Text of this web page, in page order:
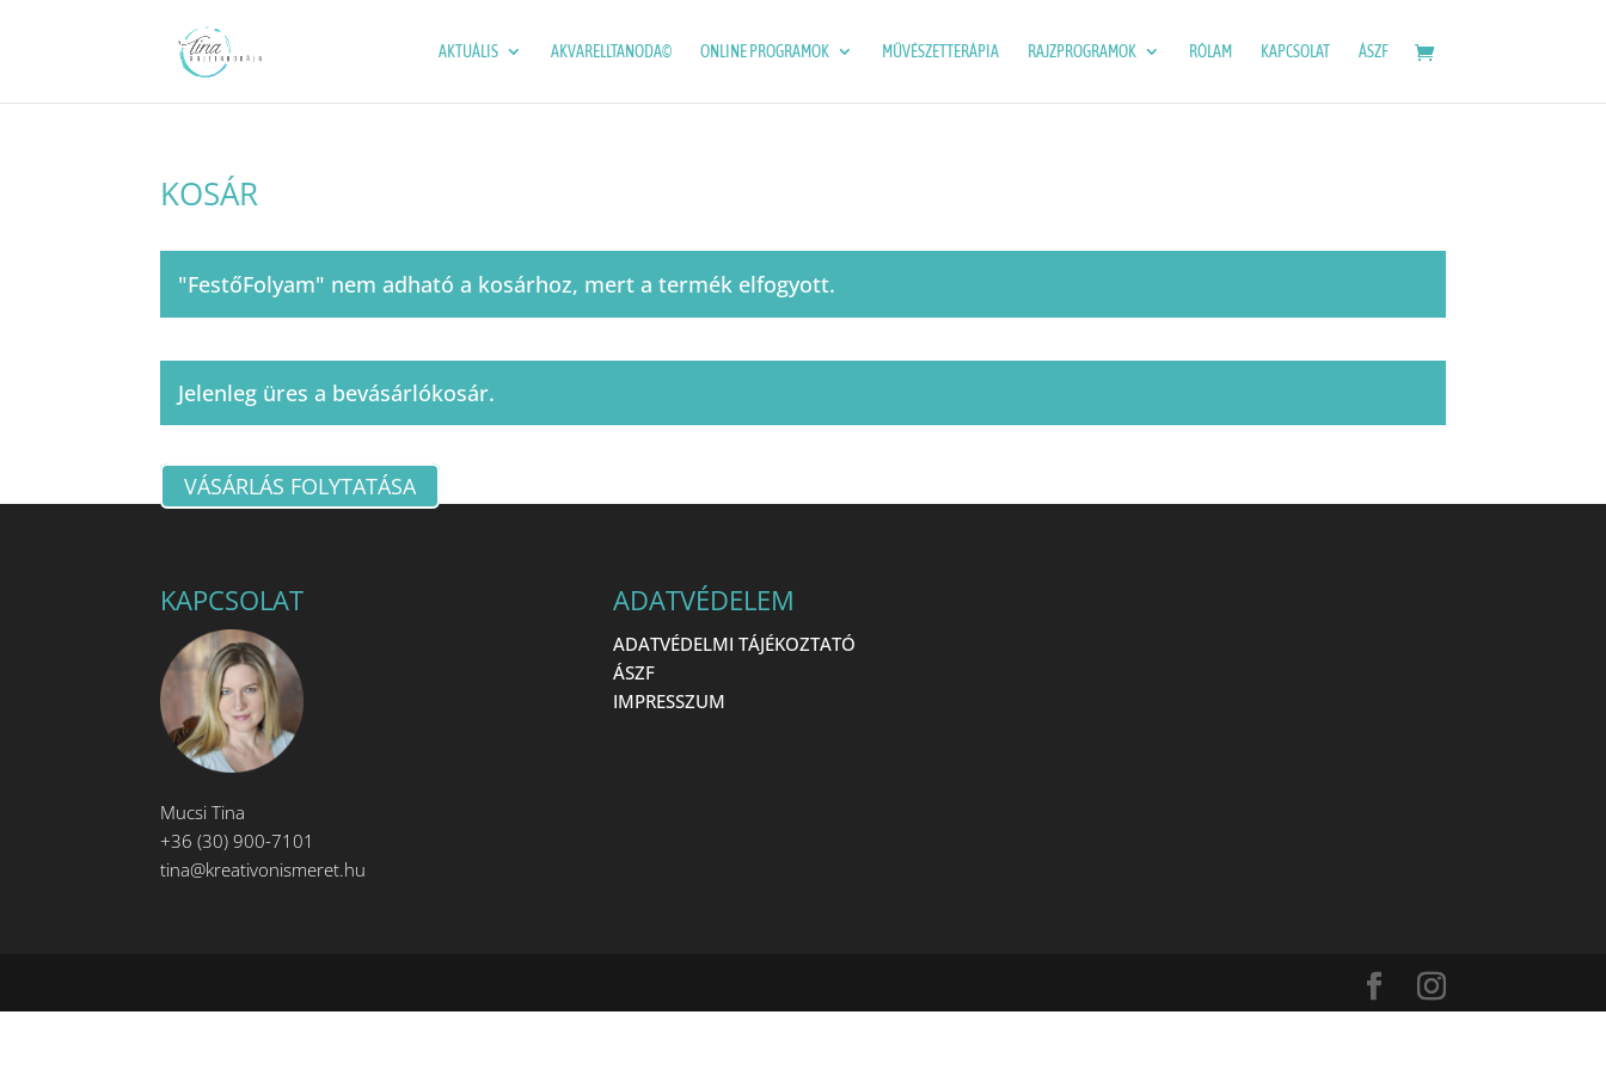
AKTUÁLIS AKVARELLTANODA© ONLINE PROGRAMOK MŰVÉSZETTERÁPIA RAJZPROGRAMOK RÓLAM KAPCSOLAT ÁSZF
KOSÁR
"FestőFolyam" nem adható a kosárhoz, mert a termék elfogyott.
Jelenleg üres a bevásárlókosár.
VÁSÁRLÁS FOLYTATÁSA
KAPCSOLAT
Mucsi Tina
+36 (30) 900-7101
tina@kreativonismeret.hu
ADATVÉDELEM
ADATVÉDELMI TÁJÉKOZTATÓ
ÁSZF
IMPRESSZUM